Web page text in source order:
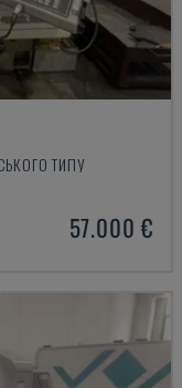
ТИПУ
57.000 €